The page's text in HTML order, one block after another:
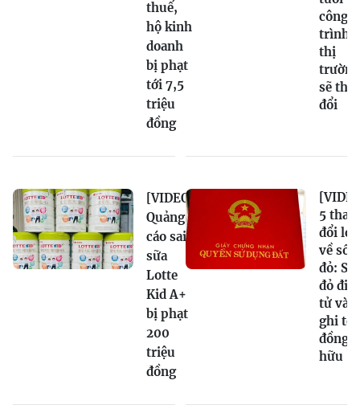
thuế,
hộ kinh
doanh
bị phạt
tới 7,5
triệu
đồng
công
trình,
thị
trường
sẽ
đổi
[VIDEO]
Quảng
cáo sai
sữa
Lotte
Kid A+
bị phạt
200
triệu
đồng
5 thay
đổi lớn
về sổ
đỏ: Sổ
đỏ
tử và
ghi tên
đồng
hữu